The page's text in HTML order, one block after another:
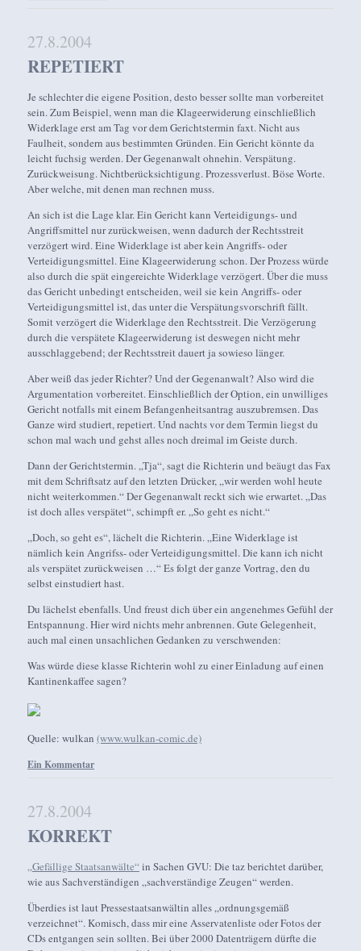
27.8.2004
REPETIERT
Je schlechter die eigene Position, desto besser sollte man vorbereitet
sein. Zum Beispiel, wenn man die Klageerwiderung einschließlich
Widerklage erst am Tag vor dem Gerichtstermin faxt. Nicht aus
Faulheit, sondern aus bestimmten Gründen. Ein Gericht könnte da
leicht fuchsig werden. Der Gegenanwalt ohnehin. Verspätung.
Zurückweisung. Nichtberücksichtigung. Prozessverlust. Böse Worte.
Aber welche, mit denen man rechnen muss.
An sich ist die Lage klar. Ein Gericht kann Verteidigungs- und
Angriffsmittel nur zurückweisen, wenn dadurch der Rechtsstreit
verzögert wird. Eine Widerklage ist aber kein Angriffs- oder
Verteidigungsmittel. Eine Klageerwiderung schon. Der Prozess würde
also durch die spät eingereichte Widerklage verzögert. Über die muss
das Gericht unbedingt entscheiden, weil sie kein Angriffs- oder
Verteidigungsmittel ist, das unter die Verspätungsvorschrift fällt.
Somit verzögert die Widerklage den Rechtsstreit. Die Verzögerung
durch die verspätete Klageerwiderung ist deswegen nicht mehr
ausschlaggebend; der Rechtsstreit dauert ja sowieso länger.
Aber weiß das jeder Richter? Und der Gegenanwalt? Also wird die
Argumentation vorbereitet. Einschließlich der Option, ein unwilliges
Gericht notfalls mit einem Befangenheitsantrag auszubremsen. Das
Ganze wird studiert, repetiert. Und nachts vor dem Termin liegst du
schon mal wach und gehst alles noch dreimal im Geiste durch.
Dann der Gerichtstermin. „Tja“, sagt die Richterin und beäugt das Fax
mit dem Schriftsatz auf den letzten Drücker, „wir werden wohl heute
nicht weiterkommen.“ Der Gegenanwalt reckt sich wie erwartet. „Das
ist doch alles verspätet“, schimpft er. „So geht es nicht.“
„Doch, so geht es“, lächelt die Richterin. „Eine Widerklage ist
nämlich kein Angrifss- oder Verteidigungsmittel. Die kann ich nicht
als verspätet zurückweisen …“ Es folgt der ganze Vortrag, den du
selbst einstudiert hast.
Du lächelst ebenfalls. Und freust dich über ein angenehmes Gefühl der
Entspannung. Hier wird nichts mehr anbrennen. Gute Gelegenheit,
auch mal einen unsachlichen Gedanken zu verschwenden:
Was würde diese klasse Richterin wohl zu einer Einladung auf einen
Kantinenkaffee sagen?
Quelle: wulkan(www.wulkan-comic.de)
Ein Kommentar
27.8.2004
KORREKT
„Gefällige Staatsanwälte“in Sachen GVU: Die taz berichtet darüber,
wie aus Sachverständigen „sachverständige Zeugen“ werden.
Überdies ist laut Pressestaatsanwältin alles „ordnungsgemäß
verzeichnet“. Komisch, dass mir eine Asservatenliste oder Fotos der
CDs entgangen sein sollten. Bei über 2000 Datenträgern dürfte die